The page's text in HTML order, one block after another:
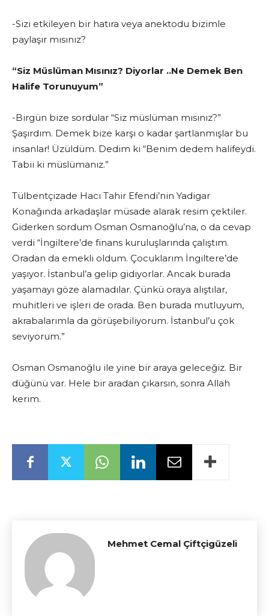
-Sizi etkileyen bir hatıra veya anektodu bizimle
paylaşır mısınız?
“Siz Müslüman Mısınız? Diyorlar ..Ne Demek Ben
Halife Torunuyum”
-Birgün bize sordular “Siz müslüman mısınız?”
Şaşırdım. Demek bize karşı o kadar şartlanmışlar bu
insanlar! Üzüldüm. Dedim ki “Benim dedem halifeydi.
Tabii ki müslümanız.”
Tülbentçizade Hacı Tahir Efendi’nin Yadigar
Konağında arkadaşlar müsade alarak resim çektiler.
Giderken sordum Osman Osmanoğlu’na, o da cevap
verdi “İngiltere’de finans kuruluşlarında çalıştım.
Oradan da emekli oldum. Çocuklarım İngiltere’de
yaşıyor. İstanbul’a gelip gidiyorlar. Ancak burada
yaşamayı göze alamadılar. Çünkü oraya alıştılar,
muhitleri ve işleri de orada. Ben burada mutluyum,
akrabalarımla da görüşebiliyorum. İstanbul’u çok
seviyorum.”
Osman Osmanoğlu ile yine bir araya geleceğiz. Bir
düğünü var. Hele bir aradan çıkarsın, sonra Allah
kerim.
Mehmet Cemal Çiftçigüzeli